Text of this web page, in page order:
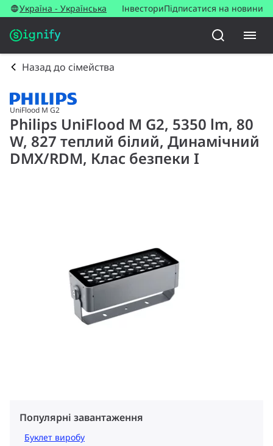
Україна - Українська ІнвесториПідписатися на новини
Назад до сімейства
UniFlood M G2
Philips UniFlood M G2, 5350 lm, 80
W, 827 теплий білий, Динамічний
DMX/RDM, Клас безпеки I
Популярні завантаження
Буклет виробу